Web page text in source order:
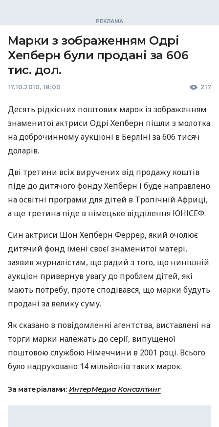
Марки з зображенням Одрі
Хепберн були продані за 606
тис. дол.
17.10.2010, 18:00 217
Десять рідкісних поштових марок із зображенням
знаменитої актриси Одрі Хепберн пішли з молотка
на доброчинному аукціоні в Берліні за 606 тисяч
доларів.
Дві третини всіх виручених від продажу коштів
піде до дитячого фонду Хепберн і буде направлено
на освітні програми для дітей в Тропічній Африці,
а ще третина піде в німецьке відділення ЮНІСЕФ.
Син актриси Шон Хепберн Феррер, який очолює
дитячий фонд імені своєї знаменитої матері,
заявив журналістам, що радий з того, що нинішній
аукціон привернув увагу до проблем дітей, які
мають потребу, проте сподівався, що марки будуть
продані за велику суму.
Як сказано в повідомленні агентства, виставлені на
торги марки належать до серії, випущеної
поштовою службою Німеччини в 2001 році. Всього
було надруковано 14 мільйонів таких марок.
За матеріалами: ИнтерМедиа Консалтинг